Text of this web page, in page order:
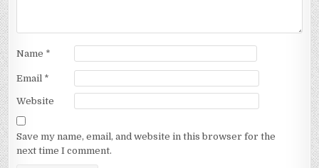
Name *
Email *
Website
Save my name, email, and website in this browser for the
next time I comment.